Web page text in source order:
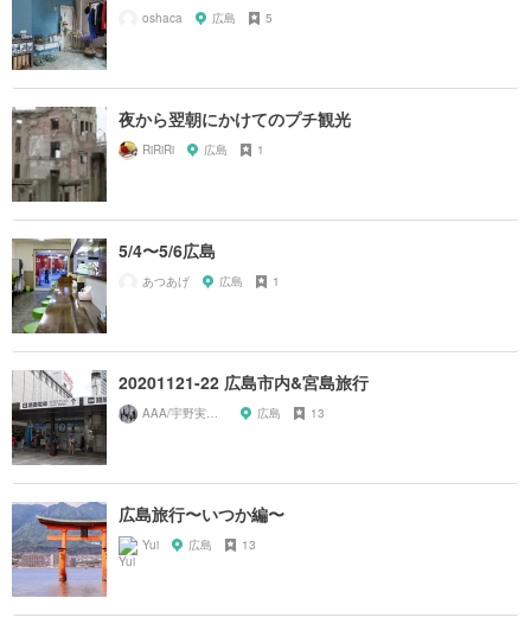
oshaca 広島 5
夜から翌朝にかけてのプチ観光
RiRiRi 広島 1
5/4〜5/6広島
あつあげ 広島 1
20201121-22 広島市内&宮島旅行
広島 13
広島旅行〜いつか編〜
Yui 広島 13